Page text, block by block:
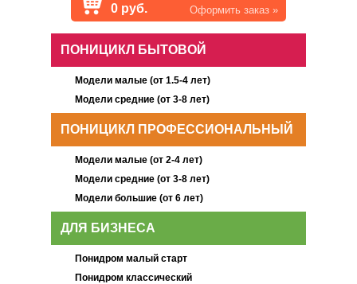
0 руб. Оформить заказ »
ПОНИЦИКЛ БЫТОВОЙ
Модели малые (от 1.5-4 лет)
Модели средние (от 3-8 лет)
ПОНИЦИКЛ ПРОФЕССИОНАЛЬНЫЙ
Модели малые (от 2-4 лет)
Модели средние (от 3-8 лет)
Модели большие (от 6 лет)
ДЛЯ БИЗНЕСА
Понидром малый старт
Понидром классический